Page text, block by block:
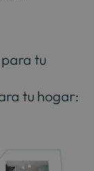
tu
tu hogar: